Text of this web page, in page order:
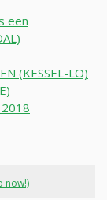
een
(KESSEL-LO)
now!)